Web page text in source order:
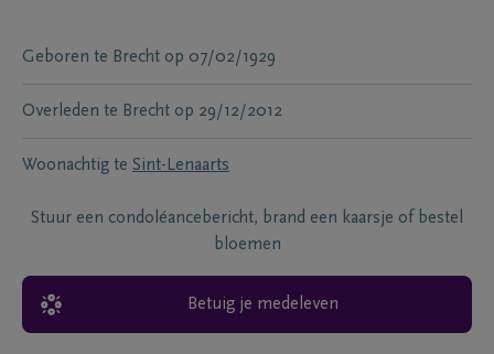
Geboren te Brecht op 07/02/1929
Overleden te Brecht op 29/12/2012
Woonachtig te Sint-Lenaarts
Stuur een condoléancebericht, brand een kaarsje of bestel
bloemen
Betuig je medeleven